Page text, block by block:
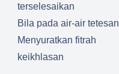
terselesaikan
Bila pada air-air tetesan
Menyuratkan fitrah
keikhlasan